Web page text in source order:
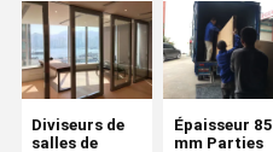
Diviseurs de
salles de
Épaisseur 85
mm Parties